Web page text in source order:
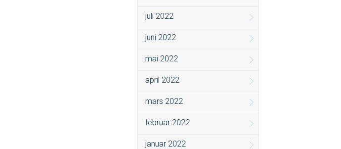
juli 2022
juni 2022
mai 2022
april 2022
mars 2022
februar 2022
januar 2022